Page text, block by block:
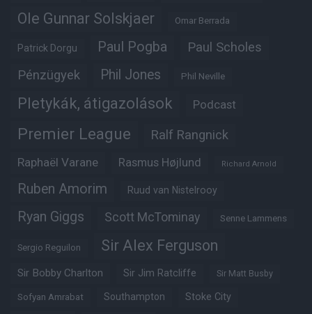
Ole Gunnar Solskjaer Omar Berrada
Patrick Dorgu Paul Pogba Paul Scholes
Pénzügyek Phil Jones Phil Neville
Pletykák, átigazolások Podcast
Premier League Ralf Rangnick
Raphaël Varane Rasmus Højlund Richard Arnold
Ruben Amorim Ruud van Nistelrooy
Ryan Giggs Scott McTominay Senne Lammens
Sergio Reguilon Sir Alex Ferguson
Sir Bobby Charlton Sir Jim Ratcliffe Sir Matt Busby
Sofyan Amrabat Southampton Stoke City